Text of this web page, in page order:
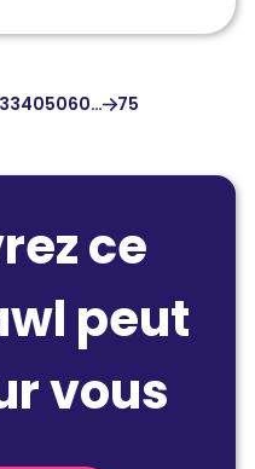
33405060… 75
ce
peut
vous